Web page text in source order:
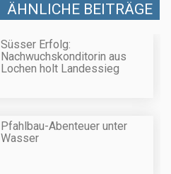
ÄHNLICHE BEITRÄGE
Süsser Erfolg:
Nachwuchskonditorin aus
Lochen holt Landessieg
Pfahlbau-Abenteuer unter
Wasser